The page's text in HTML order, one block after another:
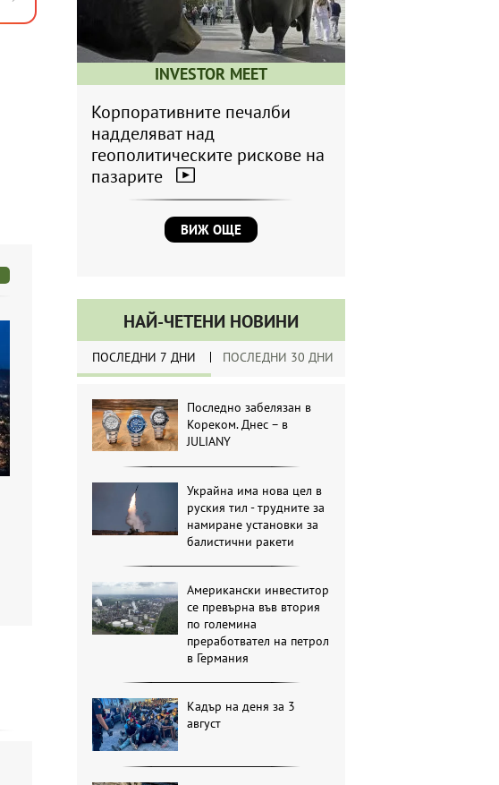
INVESTOR MEET
Корпоративните печалби
надделяват над
геополитическите рискове на
пазарите
ВИЖ ОЩЕ
НАЙ-ЧЕТЕНИ НОВИНИ
ПОСЛЕДНИ 7 ДНИ ПОСЛЕДНИ 30 ДНИ
Последно забелязан в
Кореком. Днес – в
JULIANY
Украйна има нова цел в
руския тил - трудните за
намиране установки за
балистични ракети
Американски инвеститор
се превърна във втория
по големина
преработвател на петрол
в Германия
Кадър на деня за 3
август